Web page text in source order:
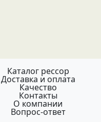
Каталог рессор
Доставка и оплата
Качество
Контакты
О компании
Вопрос-ответ